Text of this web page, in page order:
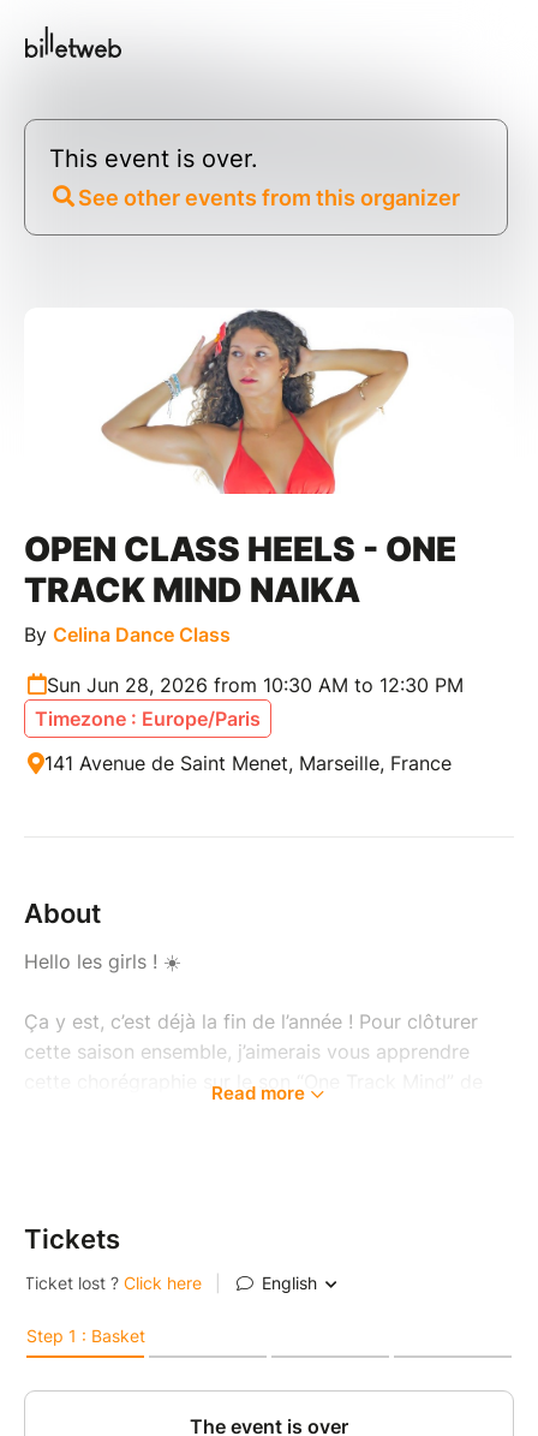
This event is over.
See other events from this organizer
OPEN CLASS HEELS - ONE
TRACK MIND NAIKA
By Celina Dance Class
Sun Jun 28, 2026 from 10:30 AM to 12:30 PM
Timezone : Europe/Paris
141 Avenue de Saint Menet, Marseille, France
About
Hello les girls ! ☀️
Ça y est, c’est déjà la fin de l’année ! Pour clôturer
cette saison ensemble, j’aimerais vous apprendre
cette chorégraphie sur le son “One Track Mind” de
filmer cette chorégraphie avec vous à la plage le 28
Read more
Tickets